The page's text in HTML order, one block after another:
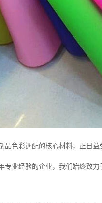
品色彩调配的核心材料，正日益
专业经验的企业，我们始终致